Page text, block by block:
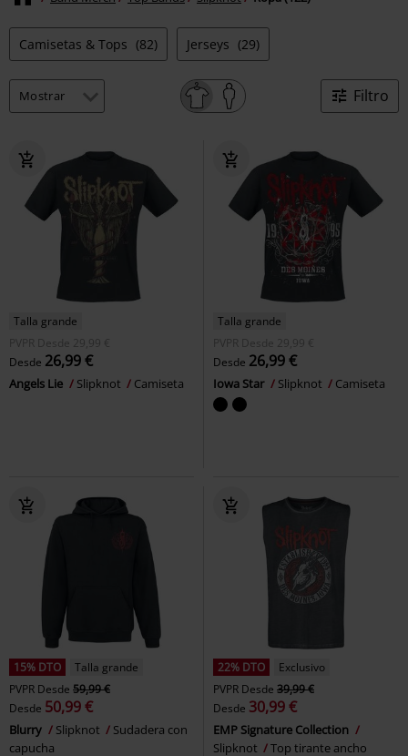
Camisetas & Tops (82) Jerseys (29)
Filtro
Talla grande
PVPR
Desde 29,99 €
Desde 26,99 €
Angels Lie Slipknot Camiseta
Talla grande
PVPR
Desde 29,99 €
Desde 26,99 €
Iowa Star Slipknot Camiseta
15% DTO
Talla grande
PVPR Desde 59,99 €
Desde 50,99 €
Blurry Slipknot
Sudadera con
capucha
22% DTO
Exclusivo
PVPR Desde 39,99 €
Desde 30,99 €
EMP Signature Collection
Slipknot
Top tirante ancho